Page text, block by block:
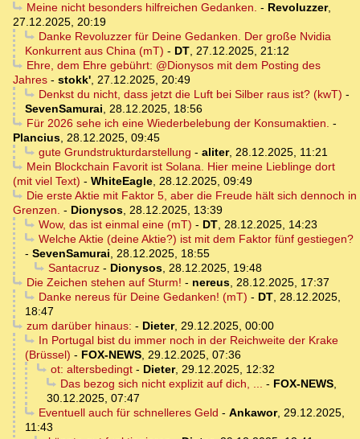
Meine nicht besonders hilfreichen Gedanken. - Revoluzzer,
27.12.2025, 20:19
Danke Revoluzzer für Deine Gedanken. Der große Nvidia
Konkurrent aus China (mT) - DT, 27.12.2025, 21:12
Ehre, dem Ehre gebührt: @Dionysos mit dem Posting des
Jahres - stokk', 27.12.2025, 20:49
Denkst du nicht, dass jetzt die Luft bei Silber raus ist? (kwT) -
SevenSamurai, 28.12.2025, 18:56
Für 2026 sehe ich eine Wiederbelebung der Konsumaktien. -
Plancius, 28.12.2025, 09:45
gute Grundstrukturdarstellung - aliter, 28.12.2025, 11:21
Mein Blockchain Favorit ist Solana. Hier meine Lieblinge dort
(mit viel Text) - WhiteEagle, 28.12.2025, 09:49
Die erste Aktie mit Faktor 5, aber die Freude hält sich dennoch in
Grenzen. - Dionysos, 28.12.2025, 13:39
Wow, das ist einmal eine (mT) - DT, 28.12.2025, 14:23
Welche Aktie (deine Aktie?) ist mit dem Faktor fünf gestiegen?
- SevenSamurai, 28.12.2025, 18:55
Santacruz- Dionysos, 28.12.2025, 19:48
Die Zeichen stehen auf Sturm! - nereus, 28.12.2025, 17:37
Danke nereus für Deine Gedanken! (mT) - DT, 28.12.2025,
18:47
zum darüber hinaus: - Dieter, 29.12.2025, 00:00
In Portugal bist du immer noch in der Reichweite der Krake
(Brüssel) - FOX-NEWS, 29.12.2025, 07:36
ot: altersbedingt- Dieter, 29.12.2025, 12:32
Das bezog sich nicht explizit auf dich, ... - FOX-NEWS,
30.12.2025, 07:47
Eventuell auch für schnelleres Geld - Ankawor, 29.12.2025,
11:43